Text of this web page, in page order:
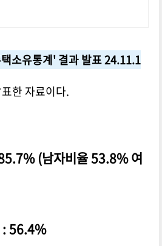
소유통계' 결과 발표 24.11.1
한 자료이다.
(남자비율 53.8% 여
: 56.4%